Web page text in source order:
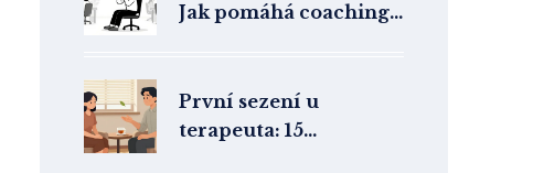
Jak pomáhá coaching
První sezení u
terapeuta: 15